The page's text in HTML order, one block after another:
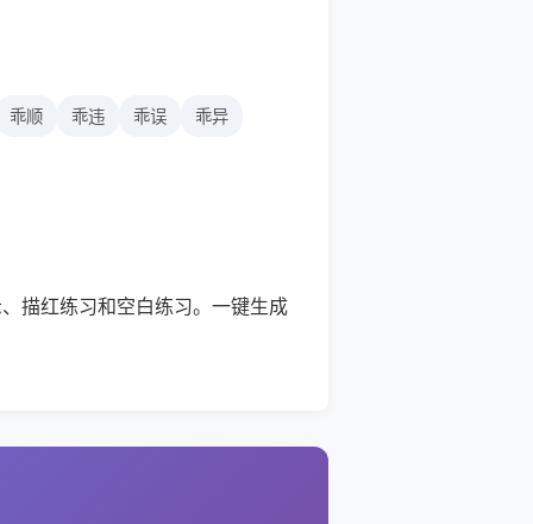
乖顺 乖违 乖误 乖异
描红练习和空白练习。一键生成